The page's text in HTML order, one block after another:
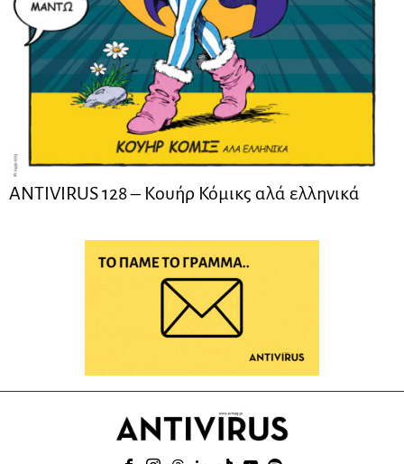
ANTIVIRUS 128 – Kουήρ Κόμικς αλά ελληνικά